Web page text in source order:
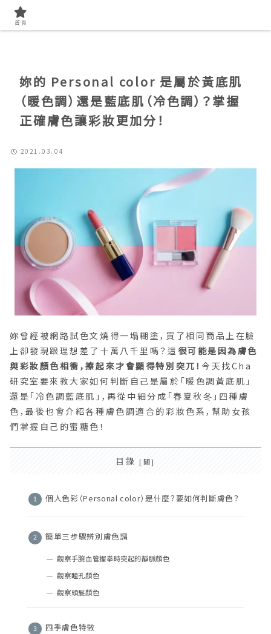
妳的 Personal color 是屬於黃底肌
（暖色調）還是藍底肌（冷色調）？掌握
正確膚色讓彩妝更加分！
2021.03.04
妳曾經被網路試色文燒得一塌糊塗，買了相同商品上在臉
上卻發現跟理想差了十萬八千里嗎？這 很可能是因為膚色
與彩妝顏色相衝，擦起來才會顯得特別突兀！ 今天找Cha
研究室要來教大家如何判斷自己是屬於「暖色調黃底肌」
還是「冷色調藍底肌」，再從中細分成「春夏秋冬」四種膚
色，最後也會介紹各種膚色調適合的彩妝色系，幫助女孩
們掌握自己的蜜糖色！
目錄
個人色彩（Personal color）是什麼？要如何判斷膚色？
簡單三步驟辨別膚色調
觀察手腕血管握拳時突起的靜脈顏色
觀察瞳孔顏色
觀察頭髮顏色
四季膚色特徵
首頁